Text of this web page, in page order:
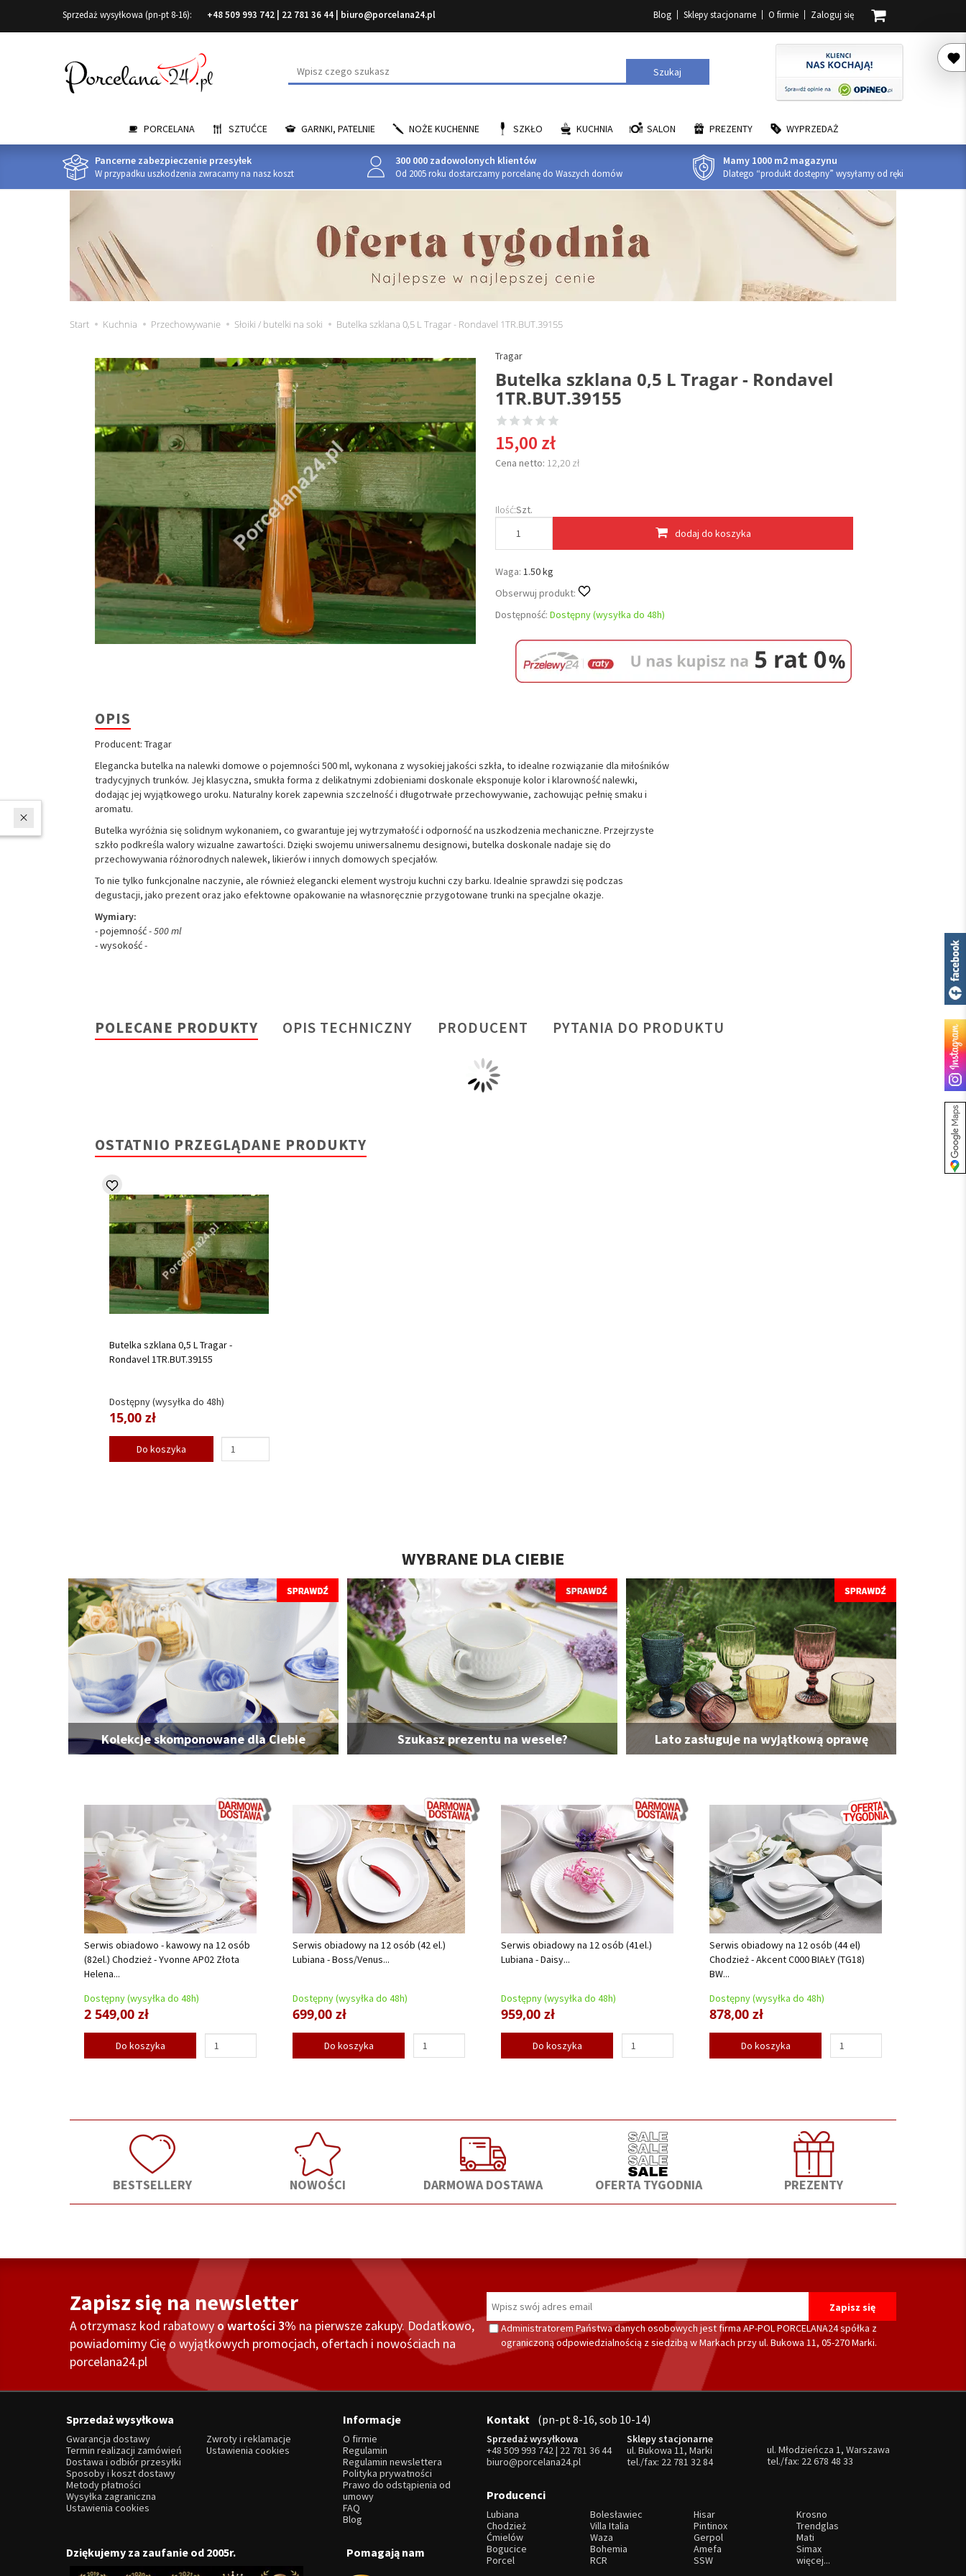
Sprzedaż wysyłkowa (pn-pt 8-16): +48 509 993 742 22 781 36 44 biuro@porcelana24.pl Blog Sklepy stacjonarne O firmie Zaloguj się
Wyszukaj Szukaj
PORCELANA SZTUĆCE GARNKI, PATELNIE NOŻE KUCHENNE SZKŁO KUCHNIA SALON PREZENTY WYPRZEDAŻ
Pancerne zabezpieczenie przesyłek
W przypadku uszkodzenia zwracamy na nasz koszt
300 000 zadowolonych klientów
Od 2005 roku dostarczamy porcelanę do Waszych domów
Mamy 1000 m2 magazynu
Dlatego “produkt dostępny” wysyłamy od ręki
Start Kuchnia Przechowywanie Słoiki / butelki na soki Butelka szklana 0,5 L Tragar - Rondavel 1TR.BUT.39155
Tragar
Butelka szklana 0,5 L Tragar - Rondavel
1TR.BUT.39155
15,00 zł
Cena netto: 12,20 zł
Ilość:Szt.
dodaj do koszyka
Waga: 1.50 kg
Obserwuj produkt:
Dostępność: Dostępny (wysyłka do 48h)
OPIS
Producent: Tragar
Elegancka butelka na nalewki domowe o pojemności 500 ml, wykonana z wysokiej jakości szkła, to idealne rozwiązanie dla miłośników
tradycyjnych trunków. Jej klasyczna, smukła forma z delikatnymi zdobieniami doskonale eksponuje kolor i klarowność nalewki,
dodając jej wyjątkowego uroku. Naturalny korek zapewnia szczelność i długotrwałe przechowywanie, zachowując pełnię smaku i
aromatu.
Butelka wyróżnia się solidnym wykonaniem, co gwarantuje jej wytrzymałość i odporność na uszkodzenia mechaniczne. Przejrzyste
szkło podkreśla walory wizualne zawartości. Dzięki swojemu uniwersalnemu designowi, butelka doskonale nadaje się do
przechowywania różnorodnych nalewek, likierów i innych domowych specjałów.
To nie tylko funkcjonalne naczynie, ale również elegancki element wystroju kuchni czy barku. Idealnie sprawdzi się podczas
degustacji, jako prezent oraz jako efektowne opakowanie na własnoręcznie przygotowane trunki na specjalne okazje.
Wymiary:
- pojemność- 500 ml
- wysokość-
POLECANE PRODUKTY OPIS TECHNICZNY PRODUCENT PYTANIA DO PRODUKTU
OSTATNIO PRZEGLĄDANE PRODUKTY
Butelka szklana 0,5 L Tragar -
Rondavel 1TR.BUT.39155
Dostępny (wysyłka do 48h)
15,00 zł
Do koszyka
W ostatnich 7 dniach produktem interesują się
WYBRANE DLA CIEBIE
Kolekcje skomponowane dla Ciebie Szukasz prezentu na wesele? Lato zasługuje na wyjątkową oprawę
Serwis obiadowo - kawowy na 12 osób
(82el.) Chodzież - Yvonne AP02 Złota
Helena...
Dostępny (wysyłka do 48h)
2 549,00 zł
Do koszyka
Serwis obiadowy na 12 osób (42 el.)
Lubiana - Boss/Venus...
Dostępny (wysyłka do 48h)
699,00 zł
Do koszyka
Serwis obiadowy na 12 osób (41el.)
Lubiana - Daisy...
Dostępny (wysyłka do 48h)
959,00 zł
Do koszyka
Serwis obiadowy na 12 osób (44 el)
Chodzież - Akcent C000 BIAŁY (TG18)
BW...
Dostępny (wysyłka do 48h)
878,00 zł
Do koszyka
BESTSELLERY NOWOŚCI DARMOWA DOSTAWA OFERTA TYGODNIA PREZENTY
Zapisz się na newsletter
A otrzymasz kod rabatowy o wartości 3% na pierwsze zakupy. Dodatkowo,
powiadomimy Cię o wyjątkowych promocjach, ofertach i nowościach na
porcelana24.pl
Administratorem Państwa danych osobowych jest firma AP-POL PORCELANA24 spółka z
ograniczoną odpowiedzialnością z siedzibą w Markach przy ul. Bukowa 11, 05-270 Marki.
Sprzedaż wysyłkowa
Gwarancja dostawy
Termin realizacji zamówień
Dostawa i odbiór przesyłki
Sposoby i koszt dostawy
Metody płatności
Wysyłka zagraniczna
Ustawienia cookies
Zwroty i reklamacje
Ustawienia cookies
Informacje
O firmie
Regulamin
Regulamin newslettera
Polityka prywatności
Prawo do odstąpienia od
umowy
FAQ
Blog
Kontakt (pn-pt 8-16, sob 10-14)
Sprzedaż wysyłkowa
+48 509 993 742| 22 781 36 44
biuro@porcelana24.pl
Sklepy stacjonarne
ul. Bukowa 11, Marki
tel./fax: 22 781 32 84
ul. Młodzieńcza 1, Warszawa
tel./fax: 22 678 48 33
Producenci
Lubiana Bolesławiec Hisar
Krosno
Chodzież
Villa Italia Pintinox
Trendglas
Ćmielów
Waza Gerpol
Mati
Bogucice
Bohemia Amefa
Simax
Porcel
RCR SSW więcej...
Dziękujemy za zaufanie od 2005r. Pomagają nam